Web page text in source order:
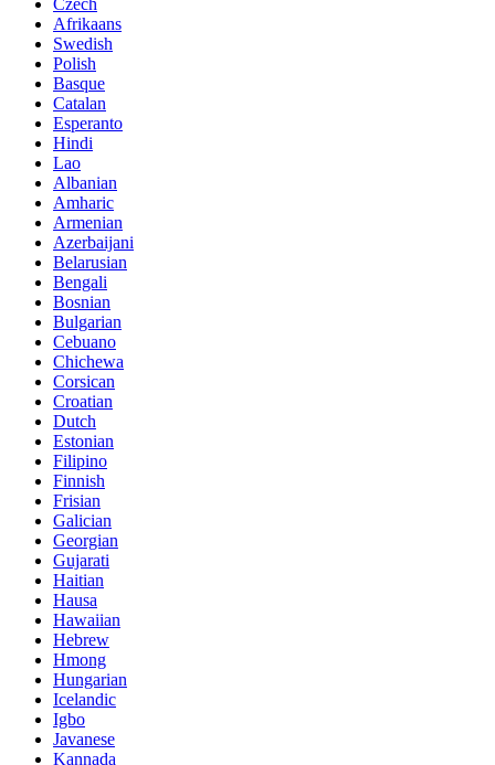
Afrikaans
Swedish
Polish
Basque
Catalan
Esperanto
Hindi
Lao
Albanian
Amharic
Armenian
Azerbaijani
Belarusian
Bengali
Bosnian
Bulgarian
Cebuano
Chichewa
Corsican
Croatian
Dutch
Estonian
Filipino
Finnish
Frisian
Galician
Georgian
Gujarati
Haitian
Hausa
Hawaiian
Hebrew
Hmong
Hungarian
Icelandic
Igbo
Javanese
Kannada